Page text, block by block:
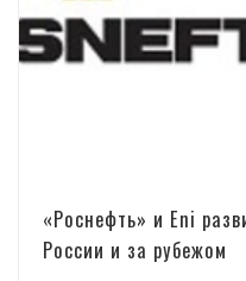
«Роснефть» и Eni
России и за рубежом